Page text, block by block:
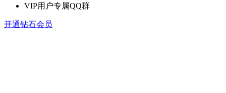
VIP用户专属QQ群
开通钻石会员